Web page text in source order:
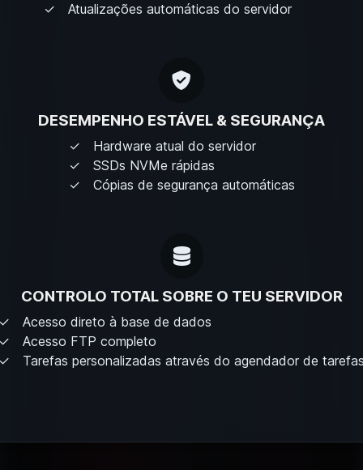
Atualizações automáticas do servidor
DESEMPENHO ESTÁVEL & SEGURANÇA
Hardware atual do servidor
SSDs NVMe rápidas
Cópias de segurança automáticas
CONTROLO TOTAL SOBRE O TEU SERVIDOR
Acesso direto à base de dados
Acesso FTP completo
Tarefas personalizadas através do agendador de